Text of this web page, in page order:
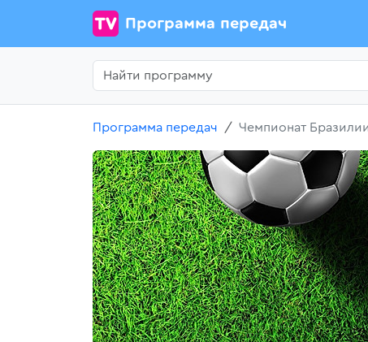
Программа передач
Программа передач Чемпионат